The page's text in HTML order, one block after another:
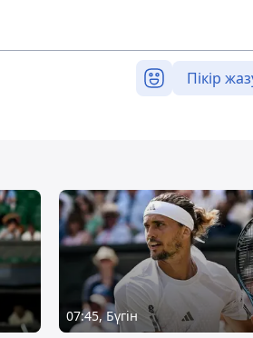
Пікір
07:45, Бүгін